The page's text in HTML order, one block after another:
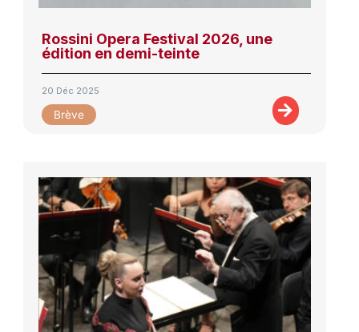
Rossini Opera Festival 2026, une
édition en demi-teinte
20 Déc 2025
Brève